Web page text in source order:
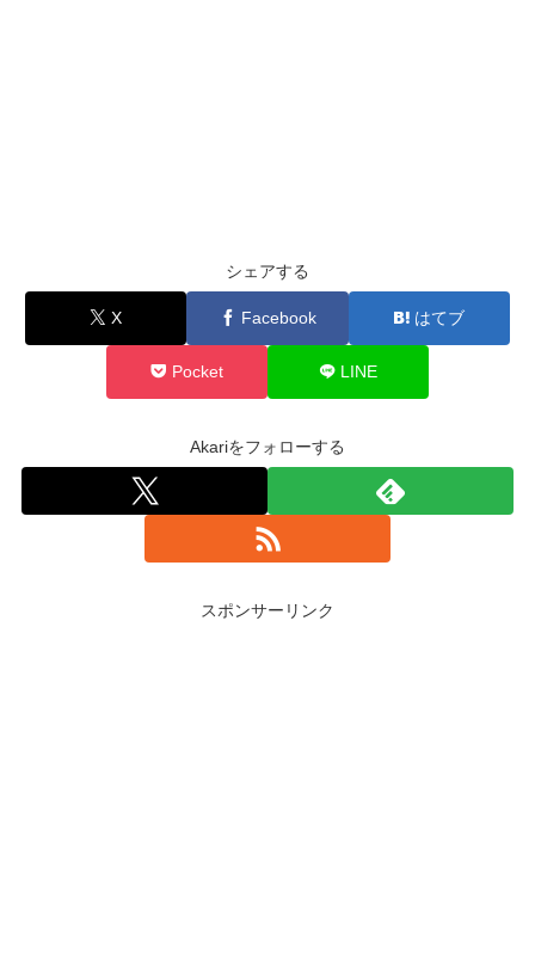
シェアする
X Facebook はてブ
Pocket LINE
Akariをフォローする
スポンサーリンク